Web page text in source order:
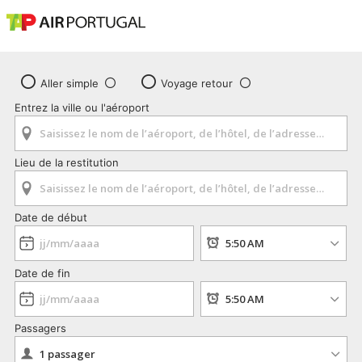
Aller simple
Voyage retour
Entrez la ville ou l'aéroport
Lieu de la restitution
Date de début
Date de fin
Passagers